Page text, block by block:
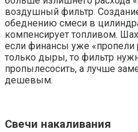
воздушный фильтр.
обеднению смеси в
компенсирует топливом.
если финансы уже «пропели
только дыры, то фильтр
пропылесосить, а лучше
дешевым.
Свечи накаливания